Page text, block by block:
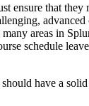
ensure that they
advanced
areas in
schedule
have a